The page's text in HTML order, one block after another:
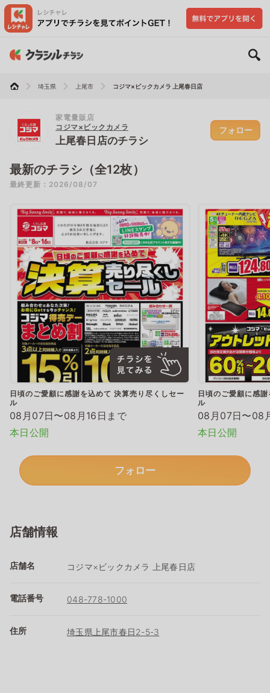
埼玉県 上尾市 コジマ×ビックカメラ 上尾春日店
家電量販店
コジマ×ビックカメラ
上尾春日店のチラシ
フォロー
最新のチラシ（全12枚）
最終更新：2026/08/07
日頃のご愛顧に感謝を込めて 決算売り尽くしセー
ル
08月07日〜08月16日まで
本日公開
日頃のご愛顧に感
ル
08月07日〜08
本日公開
フォロー
店舗情報
店舗名 コジマ×ビックカメラ 上尾春日店
電話番号 048-778-1000
住所 埼玉県上尾市春日2-5-3